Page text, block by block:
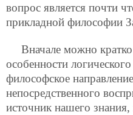
вопрос является почти
прикладной философии
Вначале можно
особенности
философское
непосредственного
источник нашего